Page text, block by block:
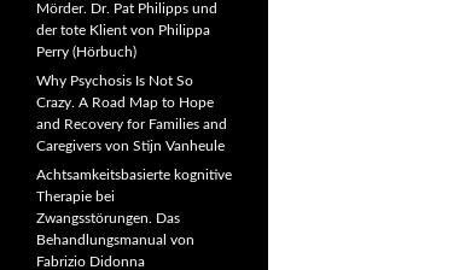
Mörder. Dr. Pat Philipps und
der tote Klient von Philippa
Perry (Hörbuch)
Why Psychosis Is Not So
Crazy. A Road Map to Hope
and Recovery for Families and
Caregivers von Stijn Vanheule
Achtsamkeitsbasierte kognitive
Therapie bei
Zwangsstörungen. Das
Behandlungsmanual von
Fabrizio Didonna